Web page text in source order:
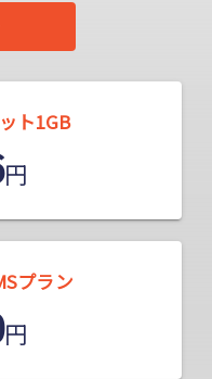
ト1GB
円
プラン
円